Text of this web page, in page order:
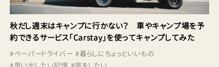
秋だし週末はキャンプに行かない？ 車やキャンプ場を予
約できるサービス「Carstay」を使ってキャンプしてみた
#ペーパードライバー #暮らしにちょっといいもの